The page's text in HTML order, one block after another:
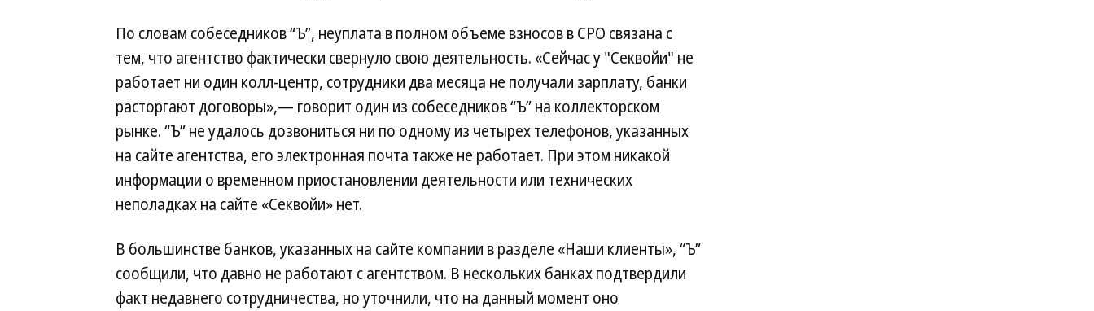
По словам собеседников “Ъ”, неуплата в полном объеме взносов в СРО связана с
тем, что агентство фактически свернуло свою деятельность. «Сейчас у "Секвойи" не
работает ни один колл-центр, сотрудники два месяца не получали зарплату, банки
расторгают договоры»,— говорит один из собеседников “Ъ” на коллекторском
рынке. “Ъ” не удалось дозвониться ни по одному из четырех телефонов, указанных
на сайте агентства, его электронная почта также не работает. При этом никакой
информации о временном приостановлении деятельности или технических
неполадках на сайте «Секвойи» нет.
В большинстве банков, указанных на сайте компании в разделе «Наши клиенты», “Ъ”
сообщили, что давно не работают с агентством. В нескольких банках подтвердили
факт недавнего сотрудничества, но уточнили, что на данный момент оно